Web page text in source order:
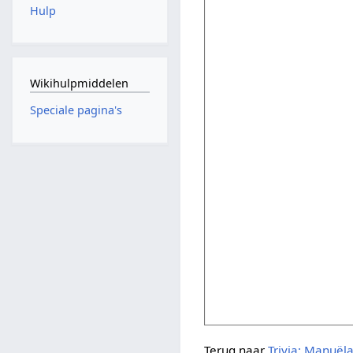
Terug naarTrivia:
Hulp
Wikihulpmiddelen
Speciale pagina's